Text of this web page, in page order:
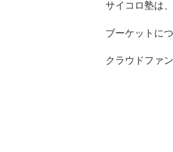
サイコロ塾は
ブーケットに
クラウドファ